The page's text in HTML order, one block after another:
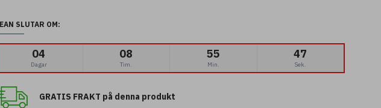
GRATIS FRAKT på denna produkt
SLUTAR OM:
04
Dagar
08
Tim.
55
Min.
46
Sek.